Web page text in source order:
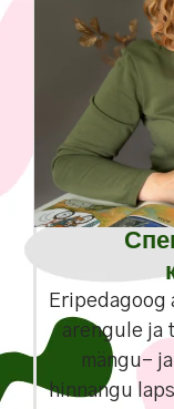
Eripedagoog
arengule ja
mängu-
hinnangu